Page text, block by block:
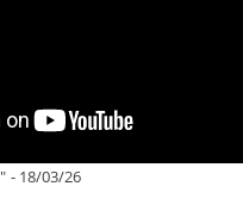
- 18/03/26